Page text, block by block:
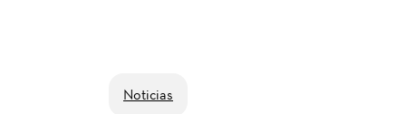
Noticias